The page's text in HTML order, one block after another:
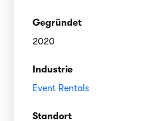
Gegründet
2020
Industrie
Event Rentals
Standort